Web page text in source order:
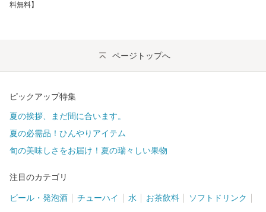
料無料】
ページトップへ
ピックアップ特集
夏の挨拶、まだ間に合います。
夏の必需品！ひんやりアイテム
旬の美味しさをお届け！夏の瑞々しい果物
注目のカテゴリ
ビール・発泡酒 チューハイ 水 お茶飲料 ソフトドリンク